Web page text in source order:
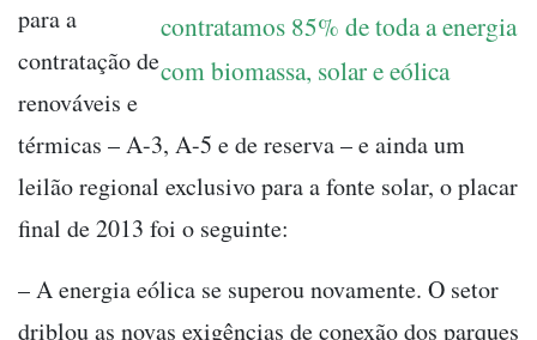
contratamos 85% de toda a energia
com biomassa, solar e eólica
para a
contratação de
renováveis e
térmicas – A-3, A-5 e de reserva – e ainda um
leilão regional exclusivo para a fonte solar, o placar
final de 2013 foi o seguinte:
– A energia eólica se superou novamente. O setor
driblou as novas exigências de conexão dos parques